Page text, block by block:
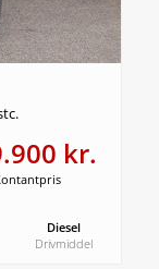
kr.
Diesel
Drivmiddel